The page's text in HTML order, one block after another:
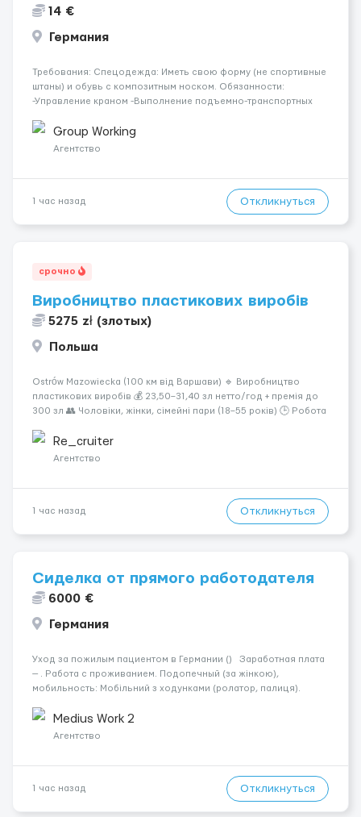
14 €
Германия
Требования: Спецодежда: Иметь свою форму (не спортивные
штаны) и обувь с композитным носком. Обязанности:
-Управление краном -Выполнение подъемно-транспортных
инструкций по безопасности. -Опыт управления различными
типами кранов (моб...
Group Working
Агентство
1 час назад Откликнуться
срочно
Виробництво пластикових виробів
5275 zł (злотых)
Польша
Ostrów Mazowiecka (100 км від Варшави) 🔹 Виробництво
пластикових виробів 💰 23,50–31,40 зл нетто/год + премія до
300 зл 👥 Чоловіки, жінки, сімейні пари (18–55 років) 🕒 Робота
житло — 400 зл. 📦 Обов...
Re_cruiter
Агентство
1 час назад Откликнуться
Сиделка от прямого работодателя
6000 €
Германия
Уход за пожилым пациентом в Германии () Заработная плата
— . Работа с проживанием. Подопечный (за жінкою),
мобильность: Мобільний з ходунками (ролатор, палиця).
Ночью: Спить не прокидаючись. Требования: По...
Medius Work 2
Агентство
1 час назад Откликнуться